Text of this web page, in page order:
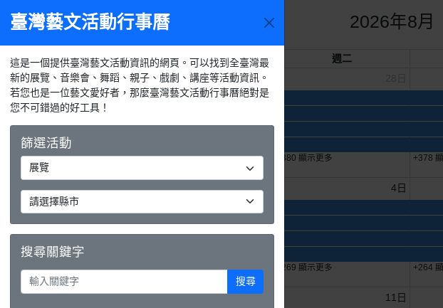
活動選單 2026年8月
週日 週一 週二
26日
在這裡，與大家相遇—國立歷史博物館常設展
攝影應用班戶外教學-台北大巨蛋、松山文創園區
科博館《大地瑰寶》礦物常設展
115年文化志工招募
+381 顯示更多
27日
+381 顯示更多 +380 顯示更多 +378
2日
在這裡，與大家相遇—國立歷史博物館常設展
攝影應用班戶外教學-台北大巨蛋、松山文創園區
科博館《大地瑰寶》礦物常設展
115年文化志工招募
3日 4日
+269 顯示更多 +264
9日 10日 11日
臺灣藝文活動行事曆
這是一個提供臺灣藝文活動資訊的網頁。可以找到全臺灣最
新的展覽、音樂會、舞蹈、親子、戲劇、講座等活動資訊。
若您也是一位藝文愛好者，那麼臺灣藝文活動行事曆絕對是
您不可錯過的好工具！
篩選活動
搜尋關鍵字
搜尋